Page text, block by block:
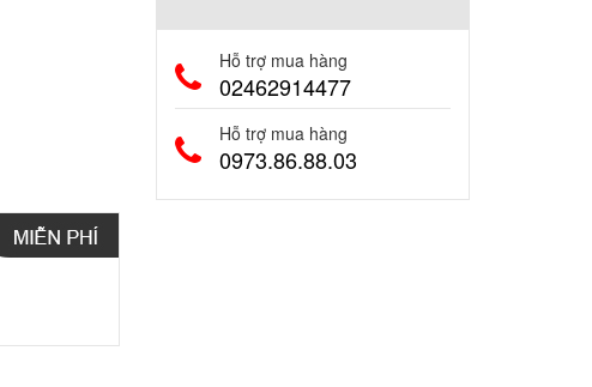
Hỗ trợ mua hàng
02462914477
Hỗ trợ mua hàng
0973.86.88.03